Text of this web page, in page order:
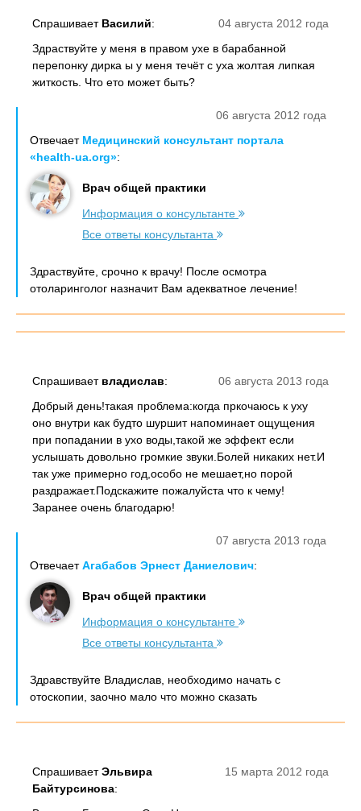
04 августа 2012 года
Спрашивает Василий:
Здраствуйте у меня в правом ухе в барабанной
перепонку дирка ы у меня течёт с уха жолтая липкая
житкость. Что ето может быть?
06 августа 2012 года
Отвечает Медицинский консультант портала
«health-ua.org»:
Врач общей практики
Информация о консультанте
Все ответы консультанта
Здраствуйте, срочно к врачу! После осмотра
отоларинголог назначит Вам адекватное лечение!
06 августа 2013 года
Спрашивает владислав:
Добрый день!такая проблема:когда пркочаюсь к уху
оно внутри как будто шуршит напоминает ощущения
при попадании в ухо воды,такой же эффект если
услышать довольно громкие звуки.Болей никаких нет.И
так уже примерно год,особо не мешает,но порой
раздражает.Подскажите пожалуйста что к чему!
Заранее очень благодарю!
07 августа 2013 года
ОтвечаетАгабабов Эрнест Даниелович:
Врач общей практики
Информация о консультанте
Все ответы консультанта
Здравствуйте Владислав, необходимо начать с
отоскопии, заочно мало что можно сказать
15 марта 2012 года
СпрашиваетЭльвира
Байтурсинова: